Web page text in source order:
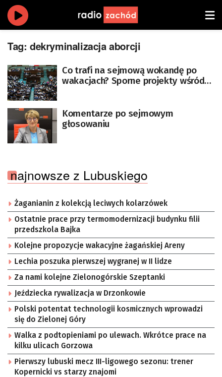
Tag: dekryminalizacja aborcji
Co trafi na sejmową wokandę po
wakacjach? Sporne projekty wśród
Komentarze po sejmowym
głosowaniu
najnowsze z Lubuskiego
Żaganianin z kolekcją leciwych kolarzówek
Ostatnie prace przy termomodernizacji budynku filii
przedszkola Bajka
Kolejne propozycje wakacyjne żagańskiej Areny
Lechia poszuka pierwszej wygranej w II lidze
Za nami kolejne Zielonogórskie Szeptanki
Jeździecka rywalizacja w Drzonkowie
Polski potentat technologii kosmicznych wprowadzi
się do Zielonej Góry
Walka z podtopieniami po ulewach. Wkrótce prace na
kilku ulicach Gorzowa
Pierwszy lubuski mecz III-ligowego sezonu: trener
Kopernicki vs starzy znajomi